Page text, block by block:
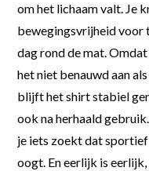
om het lichaam valt. Je
bewegingsvrijheid voor
dag rond de mat.
het niet benauwd aan
blijft het shirt stabiel
ook na herhaald
je iets zoekt dat
oogt. En eerlijk is